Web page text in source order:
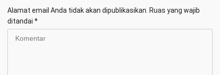
Alamat email Anda tidak akan dipublikasikan. Ruas yang wajib
ditandai *